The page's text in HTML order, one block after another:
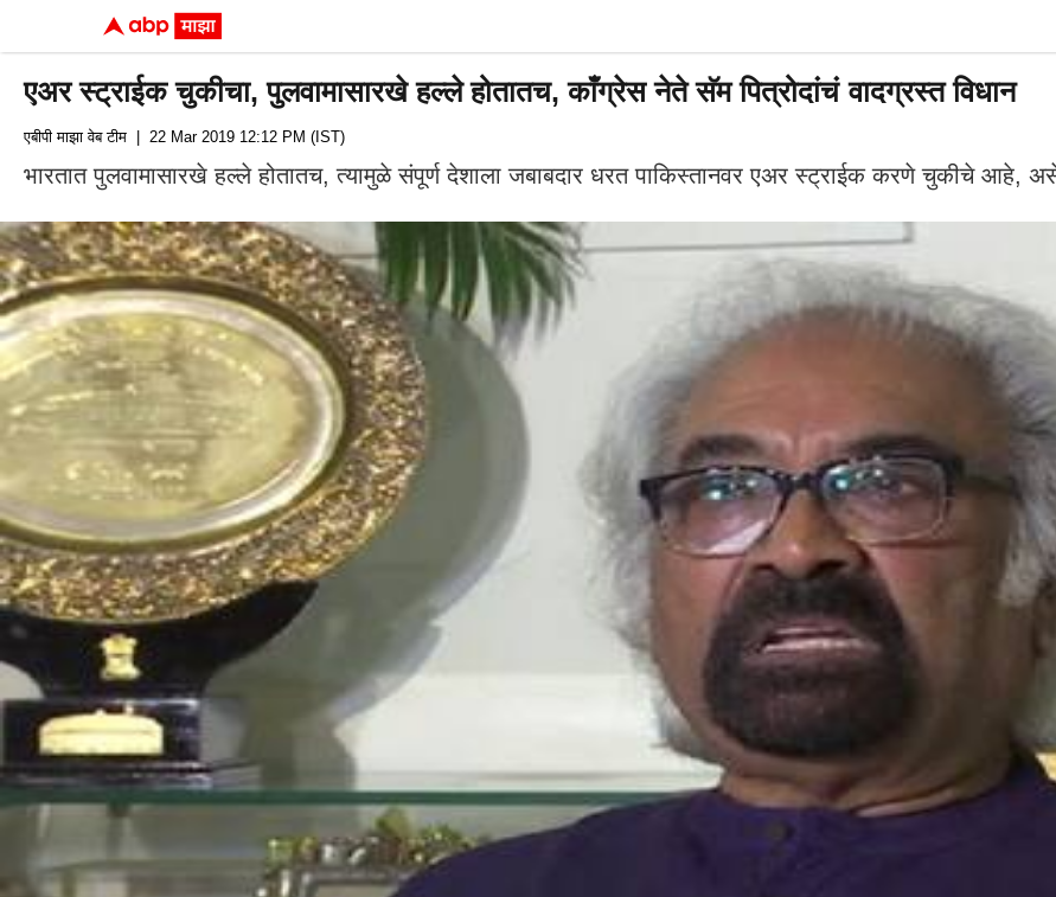
एअर स्ट्राईक चुकीचा, पुलवामासारखे हल्ले होतातच, काँग्रेस नेते सॅम पित्रोदांचं वादग्रस्त विधान
एबीपी माझा वेब टीम | 22 Mar 2019 12:12 PM (IST)
भारतात पुलवामासारखे हल्ले होतातच, त्यामुळे संपूर्ण देशाला जबाबदार धरत पाकिस्तानवर एअर स्ट्राईक करणे चुकीचे आहे,